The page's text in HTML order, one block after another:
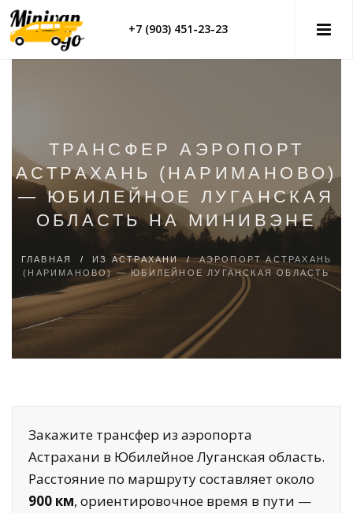
+7 (903) 451-23-23
ТРАНСФЕР АЭРОПОРТ
АСТРАХАНЬ (НАРИМАНОВО)
— ЮБИЛЕЙНОЕ ЛУГАНСКАЯ
ОБЛАСТЬ НА МИНИВЭНЕ
ГЛАВНАЯ / ИЗ АСТРАХАНИ/АЭРОПОРТ АСТРАХАНЬ
(НАРИМАНОВО) — ЮБИЛЕЙНОЕ ЛУГАНСКАЯ ОБЛАСТЬ
Закажите трансфер из аэропорта
Астрахани в Юбилейное Луганская область.
Расстояние по маршруту составляет около
900 км, ориентировочное время в пути —